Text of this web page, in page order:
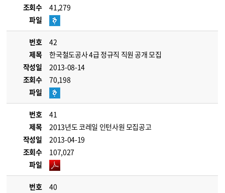
조회수
41,279
파일
번호
42
제목
한국철도공사 4급 정규직 직원 공개 모집
작성일
2013-08-14
조회수
70,198
파일
번호
41
제목
2013년도 코레일 인턴사원 모집공고
작성일
2013-04-19
조회수
107,027
파일
번호
40